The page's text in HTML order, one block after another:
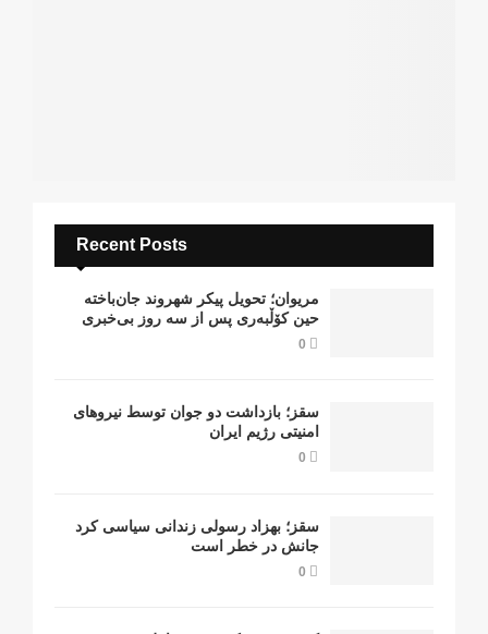
Recent Posts
مریوان؛ تحویل پیکر شهروند جان‌باخته
حین کۆڵبەری پس از سە روز بی‌خبری
0
سقز؛ بازداشت دو جوان توسط نیروهای
امنیتی رژیم ایران
0
سقز؛ بهزاد رسولی زندانی سیاسی کرد
جانش در خطر است
0